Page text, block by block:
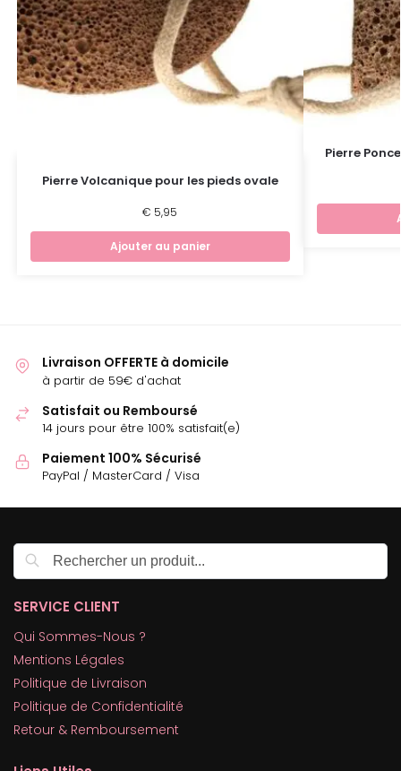
Pierre Volcanique pour les pieds ovale
€ 5,95
Ajouter au panier
Pierre
Livraison OFFERTE à domicile
à partir de 59€ d'achat
Satisfait ou Remboursé
14 jours pour être 100% satisfait(e)
Paiement 100% Sécurisé
PayPal / MasterCard / Visa
SERVICE CLIENT
Qui Sommes-Nous ?
Mentions Légales
Politique de Livraison
Politique de Confidentialité
Retour & Remboursement